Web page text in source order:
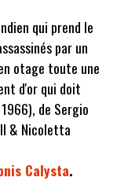
qui prend le
par un
otage toute une
d'or qui doit
de Sergio
& Nicoletta
Calysta.